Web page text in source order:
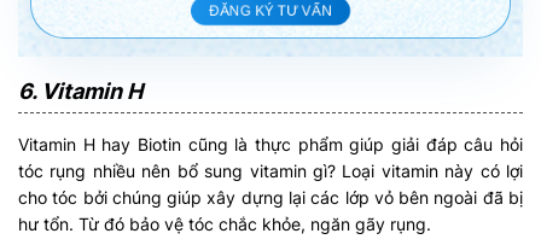
ĐĂNG KÝ TƯ VẤN
6. Vitamin H
Vitamin H hay Biotin cũng là thực phẩm giúp giải đáp câu hỏi
tóc rụng nhiều nên bổ sung vitamin gì? Loại vitamin này có lợi
cho tóc bởi chúng giúp xây dựng lại các lớp vỏ bên ngoài đã bị
hư tổn. Từ đó bảo vệ tóc chắc khỏe, ngăn gãy rụng.